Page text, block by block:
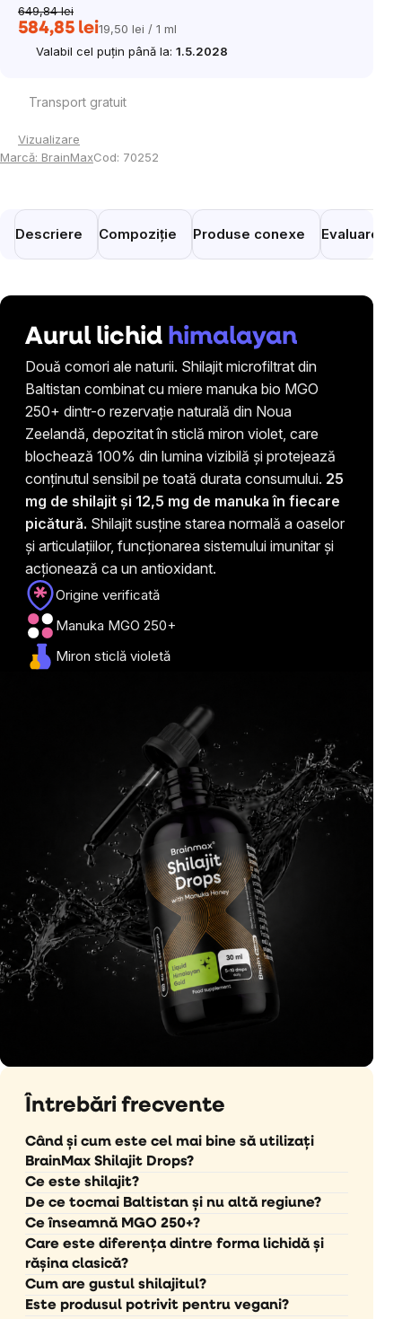
649,84 lei
584,85 leiEvaluare
preţ:
19,50 lei / 1 ml
Valabil cel puțin până la: 1.5.2028
Transport gratuit
Vizualizare
Marcă: BrainMaxCod: 70252
Descriere Compoziție Produse conexe Evaluare
Aurul lichid himalayan
Două comori ale naturii. Shilajit microfiltrat din
Baltistan combinat cu miere manuka bio MGO
250+ dintr-o rezervație naturală din Noua
Zeelandă, depozitat în sticlă miron violet, care
blochează 100% din lumina vizibilă și protejează
conținutul sensibil pe toată durata consumului. 25
mg de shilajit și 12,5 mg de manuka în fiecare
picătură. Shilajit susține starea normală a oaselor
și articulațiilor, funcționarea sistemului imunitar și
acționează ca un antioxidant.
Origine verificată
Manuka MGO 250+
Miron sticlă violetă
Întrebări frecvente
Când și cum este cel mai bine să utilizați
BrainMax Shilajit Drops?
Ce este shilajit?
De ce tocmai Baltistan și nu altă regiune?
Ce înseamnă MGO 250+?
Care este diferența dintre forma lichidă și
rășina clasică?
Cum are gustul shilajitul?
Este produsul potrivit pentru vegani?